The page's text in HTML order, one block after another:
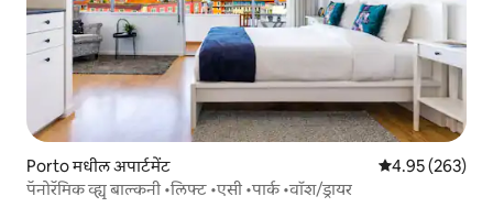
Porto मधील अपार्टमेंट 5 पैकी 4.95
4.95 (263)
पॅनोरॅमिक व्ह्यू बाल्कनी •लिफ्ट •एसी •पार्क •वॉश/ड्रायर